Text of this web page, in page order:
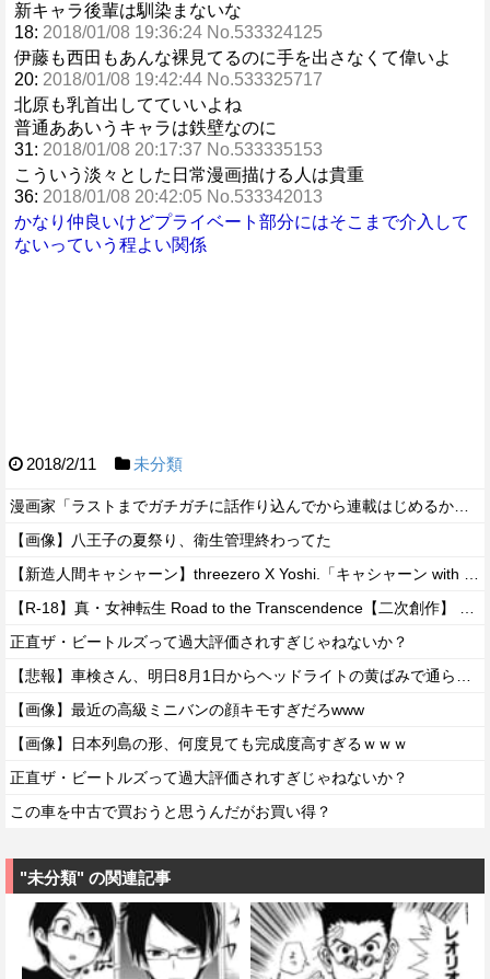
新キャラ後輩は馴染まないな
18: 2018/01/08 19:36:24 No.533324125
伊藤も西田もあんな裸見てるのに手を出さなくて偉いよ
20: 2018/01/08 19:42:44 No.533325717
北原も乳首出してていいよね
普通ああいうキャラは鉄壁なのに
31: 2018/01/08 20:17:37 No.533335153
こういう淡々とした日常漫画描ける人は貴重
36: 2018/01/08 20:42:05 No.533342013
かなり仲良いけどプライベート部分にはそこまで介入して
ないっていう程よい関係
2018/2/11 未分類
【画像】八王子の夏祭り、衛生管理終わってた
正直ザ・ビートルズって過大評価されすぎじゃねないか？
【画像】最近の高級ミニバンの顔キモすぎだろwww
【画像】日本列島の形、何度見ても完成度高すぎるｗｗｗ
正直ザ・ビートルズって過大評価されすぎじゃねないか？
この車を中古で買おうと思うんだがお買い得？
"未分類" の関連記事